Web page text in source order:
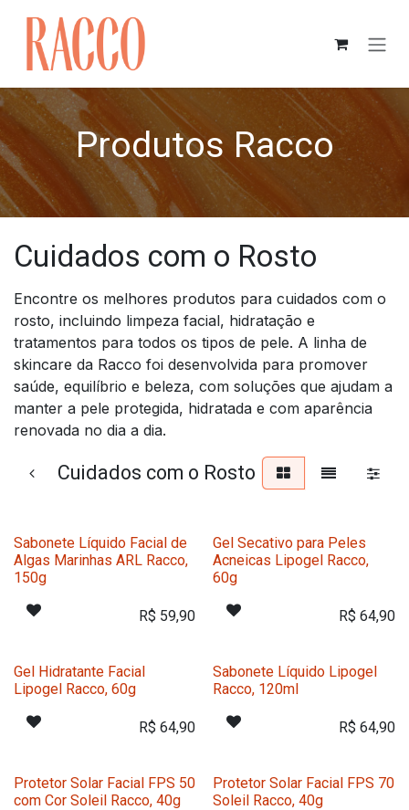
Produtos Racco
Cuidados com o Rosto
Encontre os melhores produtos para cuidados com o
rosto, incluindo limpeza facial, hidratação e
tratamentos para todos os tipos de pele. A linha de
skincare da Racco foi desenvolvida para promover
saúde, equilíbrio e beleza, com soluções que ajudam a
manter a pele protegida, hidratada e com aparência
renovada no dia a dia.
Cuidados com o Rosto
Sabonete Líquido Facial de
Algas Marinhas ARL Racco,
150g
R$ 59,90
Gel Secativo para Peles
Acneicas Lipogel Racco,
60g
R$ 64,90
Gel Hidratante Facial
Lipogel Racco, 60g
R$64,90
Sabonete Líquido Lipogel
Racco, 120ml
R$ 64,90
Protetor Solar Facial FPS 50
com Cor Soleil Racco, 40g
Protetor Solar Facial FPS 70
Soleil Racco, 40g